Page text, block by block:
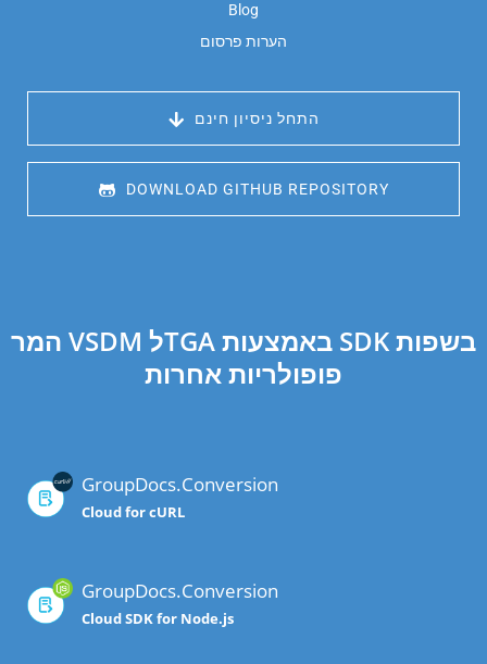
Blog
הערות פרסום
התחל ניסיון חינם
DOWNLOAD GITHUB REPOSITORY
המר VSDM לTGA באמצעות SDK בשפות
פופולריות אחרות
GroupDocs.Conversion
Cloud for cURL
GroupDocs.Conversion
Cloud SDK for Node.js